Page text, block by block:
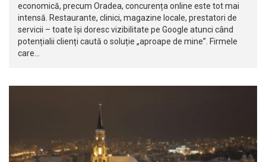
economică, precum Oradea, concurența online este tot mai
intensă. Restaurante, clinici, magazine locale, prestatori de
servicii – toate își doresc vizibilitate pe Google atunci când
potențialii clienți caută o soluție „aproape de mine”. Firmele
care…